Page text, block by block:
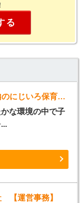
る
【ポスター応募用求人！】目黒区内のにじいろ保育園（パート）
かな環境の中で子
【運営事務】